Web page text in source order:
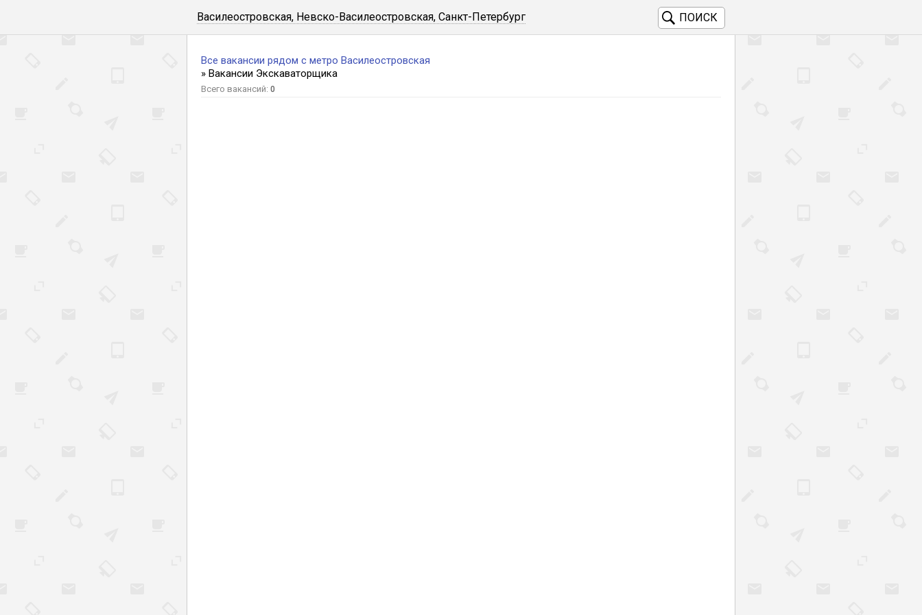
Василеостровская, Невско-Василеостровская, Санкт-Петербург ПОИСК
Все вакансии рядом с метро Василеостровская
» Вакансии Экскаваторщика
Всего вакансий: 0